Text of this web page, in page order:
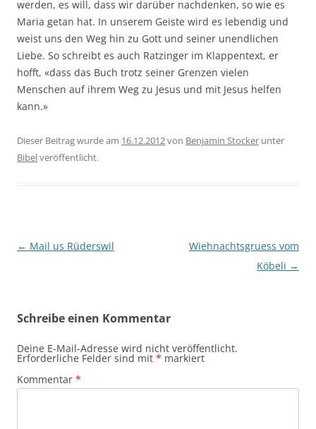
werden, es will, dass wir darüber nachdenken, so wie es
Maria getan hat. In unserem Geiste wird es lebendig und
weist uns den Weg hin zu Gott und seiner unendlichen
Liebe. So schreibt es auch Ratzinger im Klappentext, er
hofft, «dass das Buch trotz seiner Grenzen vielen
Menschen auf ihrem Weg zu Jesus und mit Jesus helfen
kann.»
Dieser Beitrag wurde am 16.12.2012von Benjamin Stocker unter
Bibelveröffentlicht.
Beitragsnavigation
← Mail us Rüderswil
Wiehnachtsgruess vom
Köbeli →
Schreibe einen Kommentar
Deine E-Mail-Adresse wird nicht veröffentlicht.
Erforderliche Felder sind mit * markiert
Kommentar *